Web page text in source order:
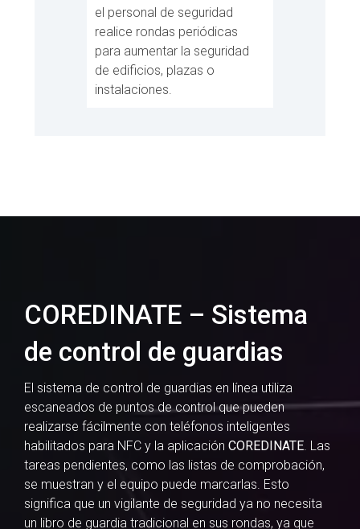
el personal de seguridad
realice rondas periódicas
para aumentar la seguridad
de edificios, plazas o
instalaciones.
COREDINATE – Sistema
de control de guardias
El sistema de control de guardias en línea utiliza
escaneados de puntos de control que pueden
realizarse fácilmente con teléfonos inteligentes
habilitados para NFC y la aplicación COREDINATE. Las
tareas pendientes, como las listas de comprobación,
se muestran y el equipo puede marcarlas. Esto
significa que un vigilante de seguridad ya no necesita
un libro de guardia tradicional en sus rondas, ya que